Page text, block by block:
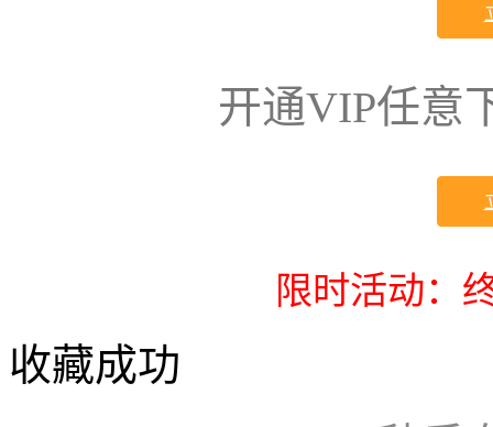
开通VIP任意
限时活动：
收藏成功